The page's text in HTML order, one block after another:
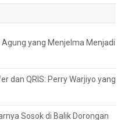
yang Menjelma Menjadi
dan QRIS: Perry Warjiyo yang
Sosok di Balik Dorongan